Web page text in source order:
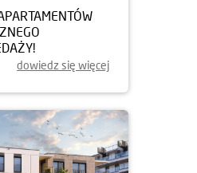
dowiedz się więcej